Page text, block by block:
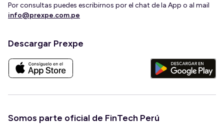
Por consultas puedes escribirnos por el chat de la App o al mail
info@prexpe.com.pe
Descargar Prexpe
Somos parte oficial de FinTech Perú